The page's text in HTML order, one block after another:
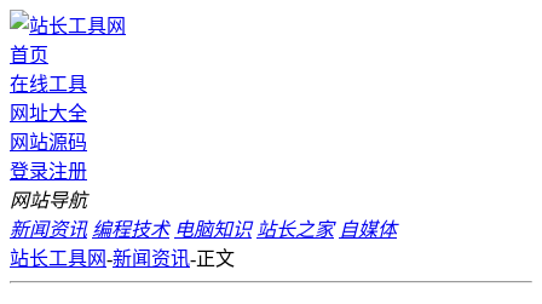
首页
在线工具
网址大全
网站源码
登录注册
网站导航
新闻资讯 编程技术 电脑知识 站长之家 自媒体
站长工具网-新闻资讯-正文